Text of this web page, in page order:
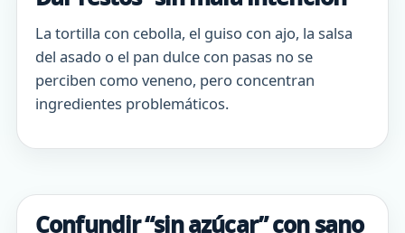
La tortilla con cebolla, el guiso con ajo, la salsa
del asado o el pan dulce con pasas no se
perciben como veneno, pero concentran
ingredientes problemáticos.
Confundir “sin azúcar” con sano